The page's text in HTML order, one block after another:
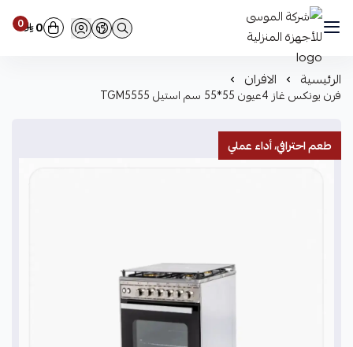
شركة الموسى للأجهزة المنزلية 0 0
الرئيسية الافران
فرن يونكس غاز 4عيون 55*55 سم استيل TGM5555
طعم احترافي، أداء عملي